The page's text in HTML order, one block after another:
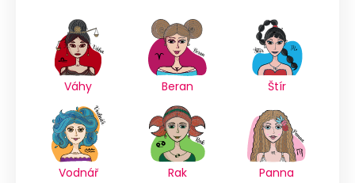
Váhy Beran Štír
Vodnář Rak Panna